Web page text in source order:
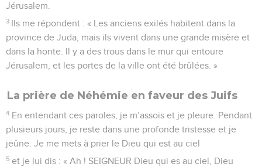
Jérusalem.
3 Ils me répondent : « Les anciens exilés habitent dans la
province de Juda, mais ils vivent dans une grande misère et
dans la honte. Il y a des trous dans le mur qui entoure
Jérusalem, et les portes de la ville ont été brûlées. »
La prière de Néhémie en faveur des Juifs
4 En entendant ces paroles, je m’assois et je pleure. Pendant
plusieurs jours, je reste dans une profonde tristesse et je
jeûne. Je me mets à prier le Dieu qui est au ciel
5 et je lui dis : « Ah ! SEIGNEUR Dieu qui es au ciel, Dieu